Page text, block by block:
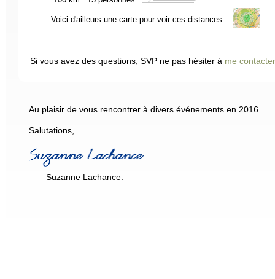
Voici d'ailleurs une carte pour voir ces distances.
Si vous avez des questions, SVP ne pas hésiter à me
Au plaisir de vous rencontrer à divers événements en 2016.
Salutations,
Suzanne Lachance.